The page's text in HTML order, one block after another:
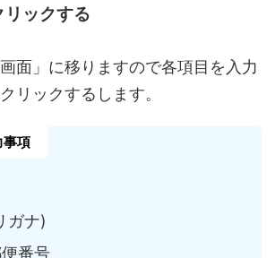
リックする
画面」に移りますので各項目を入力
リックするします。
事項
ガナ)
番号